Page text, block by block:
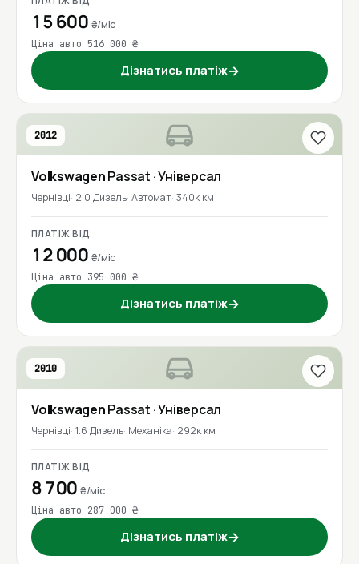
15 600 ₴/міс
Ціна авто 516 000 ₴
Дізнатись платіж→
2012
VolkswagenPassat · Універсал
Чернівці 2.0 Дизель Автомат 340к км
ПЛАТІЖ ВІД
12 000 ₴/міс
Ціна авто 395 000 ₴
Дізнатись платіж→
2010
VolkswagenPassat · Універсал
Чернівці 1.6 Дизель Механіка 292к км
ПЛАТІЖ ВІД
8 700₴/міс
Ціна авто 287 000 ₴
Дізнатись платіж→